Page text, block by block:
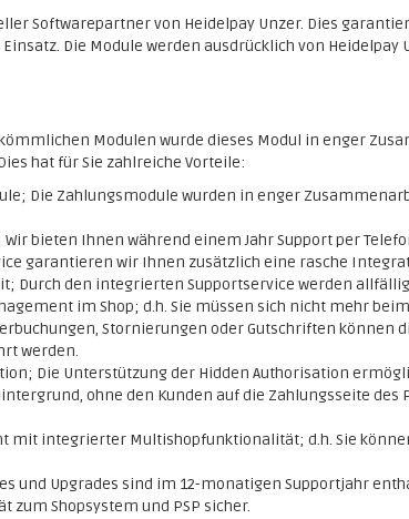
Softwarepartner von Heidelpay Unzer. Dies
Die Module werden ausdrücklich von Heidelpay
Modulen wurde dieses Modul in enger
hat für Sie zahlreiche Vorteile:
Die Zahlungsmodule wurden in enger
bieten Ihnen während einem Jahr Support per
garantieren wir Ihnen zusätzlich eine rasche
Durch den integrierten Supportservice werden
im Shop; d.h. Sie müssen sich nicht mehr
Stornierungen oder Gutschriften können
werden.
Die Unterstützung der Hidden Authorisation
ohne den Kunden auf die Zahlungsseite des
mit integrierter Multishopfunktionalität; d.h. Sie
und Upgrades sind im 12-monatigen Supportjahr
zum Shopsystem und PSP sicher.